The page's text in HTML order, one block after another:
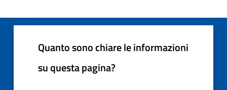
Quanto sono chiare le informazioni
su questa pagina?